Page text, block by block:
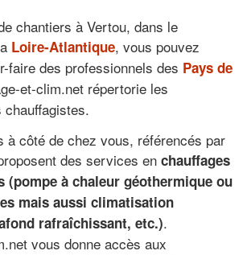
chantiers à Vertou, dans le
Loire-Atlantique, vous pouvez
faire des professionnels des Pays de
et-clim.net répertorie les
chauffagistes.
à côté de chez vous, référencés par
des services en chauffages
(pompe à chaleur géothermique ou
mais aussi climatisation
rafraîchissant, etc.).
vous donne accès aux